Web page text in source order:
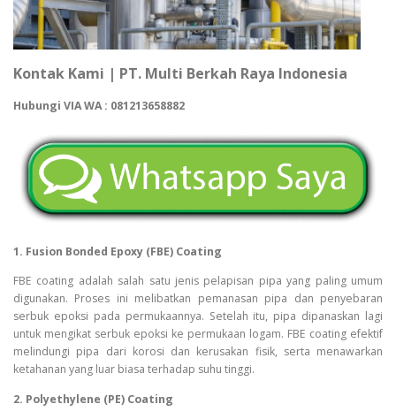
Kontak Kami | PT. Multi Berkah Raya Indonesia
Hubungi VIA WA : 081213658882
1. Fusion Bonded Epoxy (FBE) Coating
FBE coating adalah salah satu jenis pelapisan pipa yang paling umum
digunakan. Proses ini melibatkan pemanasan pipa dan penyebaran
serbuk epoksi pada permukaannya. Setelah itu, pipa dipanaskan lagi
untuk mengikat serbuk epoksi ke permukaan logam. FBE coating efektif
melindungi pipa dari korosi dan kerusakan fisik, serta menawarkan
ketahanan yang luar biasa terhadap suhu tinggi.
2. Polyethylene (PE) Coating